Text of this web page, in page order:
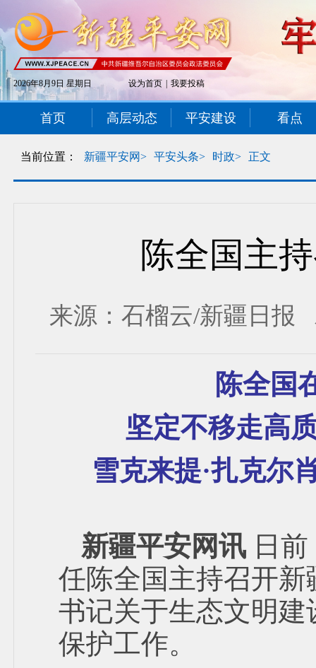
2026年8月9日 星期日 设为首页 我要投稿
首页 高层动态 平安建设 看点
当前位置： 新疆平安网> 平安头条> 时政> 正文
陈全国主
来源：石榴云/新疆日报
陈全国
坚定不移走高
雪克来提·扎克尔
新疆平安网讯 日
任陈全国主持召开
书记关于生态文明
保护工作。